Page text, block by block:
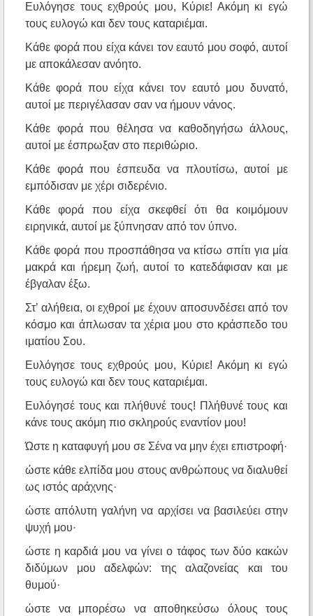
Ευλόγησε τους εχθρούς μου, Κύριε! Ακόμη κι εγώ
τους ευλογώ και δεν τους καταριέμαι.
Κάθε φορά που είχα κάνει τον εαυτό μου σοφό, αυτοί
με αποκάλεσαν ανόητο.
Κάθε φορά που είχα κάνει τον εαυτό μου δυνατό,
αυτοί με περιγέλασαν σαν να ήμουν νάνος.
Κάθε φορά που θέλησα να καθοδηγήσω άλλους,
αυτοί με έσπρωξαν στο περιθώριο.
Κάθε φορά που έσπευδα να πλουτίσω, αυτοί με
εμπόδισαν με χέρι σιδερένιο.
Κάθε φορά που είχα σκεφθεί ότι θα κοιμόμουν
ειρηνικά, αυτοί με ξύπνησαν από τον ύπνο.
Κάθε φορά που προσπάθησα να κτίσω σπίτι για μία
μακρά και ήρεμη ζωή, αυτοί το κατεδάφισαν και με
έβγαλαν έξω.
Στ’ αλήθεια, οι εχθροί με έχουν αποσυνδέσει από τον
κόσμο και άπλωσαν τα χέρια μου στο κράσπεδο του
ιματίου Σου.
Ευλόγησε τους εχθρούς μου, Κύριε! Ακόμη κι εγώ
τους ευλογώ και δεν τους καταριέμαι.
Ευλόγησέ τους και πλήθυνέ τους! Πλήθυνέ τους και
κάνε τους ακόμη πιο σκληρούς εναντίον μου!
Ώστε η καταφυγή μου σε Σένα να μην έχει επιστροφή·
ώστε κάθε ελπίδα μου στους ανθρώπους να διαλυθεί
ως ιστός αράχνης·
ώστε απόλυτη γαλήνη να αρχίσει να βασιλεύει στην
ψυχή μου·
ώστε η καρδιά μου να γίνει ο τάφος των δύο κακών
διδύμων μου αδελφών: της αλαζονείας και του
θυμού·
ώστε να μπορέσω να αποθηκεύσω όλους τους